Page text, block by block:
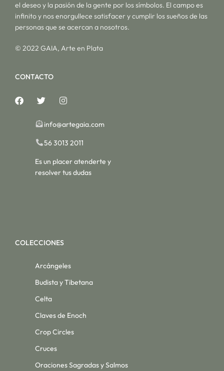
el deseo y la pasión de la gente por los símbolos. El campo es
infinito y nos enorgullece satisfacer y cumplir los sueños de las
personas que se acercan a nosotros.
© 2022 GAIA, Arte en Plata
CONTACTO
info@artegaia.com
56 3013 2011
Es un placer atenderte y
resolver tus dudas
COLECCIONES
Arcángeles
Budista y Tibetana
Celta
Claves de Enoch
Crop Circles
Cruces
Oraciones Sagradas y Salmos